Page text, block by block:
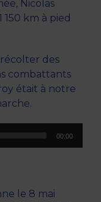
Nicolas
150 km à pied
des
combattants
était à notre
00:00
le 8 mai